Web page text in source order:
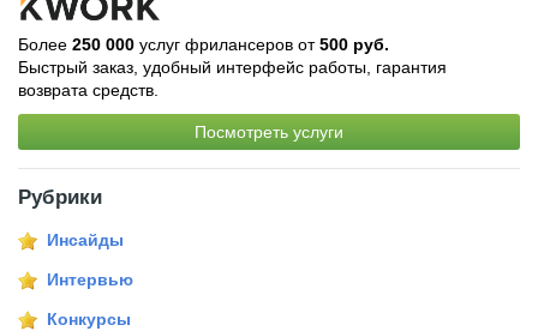
Более 250 000 услуг фрилансеров от500 руб.
Быстрый заказ, удобный интерфейс работы, гарантия
возврата средств.
Посмотреть услуги
Рубрики
Инсайды
Интервью
Конкурсы